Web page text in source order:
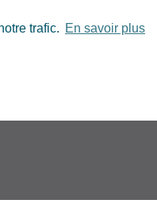
trafic. En savoir plus